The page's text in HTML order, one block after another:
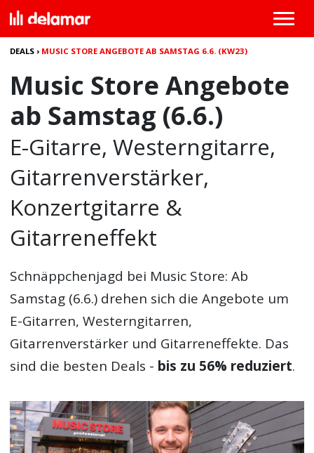
DEALS › MUSIC STORE ANGEBOTE AB SAMSTAG 6.6. (KW23)
Music Store Angebote
ab Samstag (6.6.)
E-Gitarre, Westerngitarre,
Gitarrenverstärker,
Konzertgitarre &
Gitarreneffekt
Schnäppchenjagd bei Music Store: Ab
Samstag (6.6.) drehen sich die Angebote um
E-Gitarren, Westerngitarren,
Gitarrenverstärker und Gitarreneffekte. Das
sind die besten Deals - bis zu 56% reduziert.